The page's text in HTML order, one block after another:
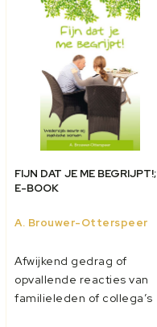
als een h...
FIJN DAT JE ME BEGRIJPT!;
E-BOOK
A. Brouwer-Otterspeer
Afwijkend gedrag of
opvallende reacties van
familieleden of collega’s